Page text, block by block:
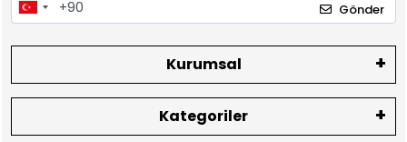
Gönder
Kurumsal
Kategoriler